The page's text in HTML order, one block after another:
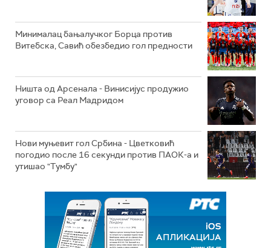
Минималац бањалучког Борца против
Витебска, Савић обезбедио гол предности
Ништа од Арсенала - Винисијус продужио
уговор са Реал Мадридом
Нови муњевит гол Србина - Цветковић
погодио после 16 секунди против ПАОК-а и
утишао "Тумбу"